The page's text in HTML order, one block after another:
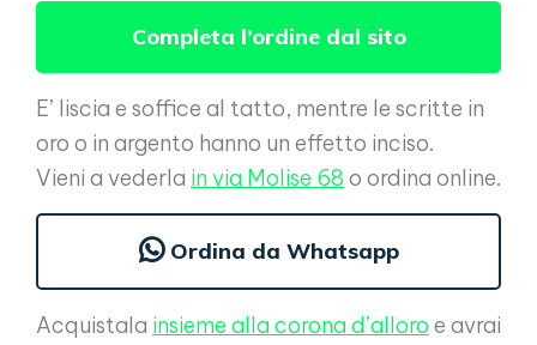
Completa l’ordine dal sito
E’ liscia e soffice al tatto, mentre le scritte in
oro o in argento hanno un effetto inciso.
Vieni a vederla in via Molise 68 o ordina online.
Ordina da Whatsapp
Acquistala insieme alla corona d’alloro e avrai